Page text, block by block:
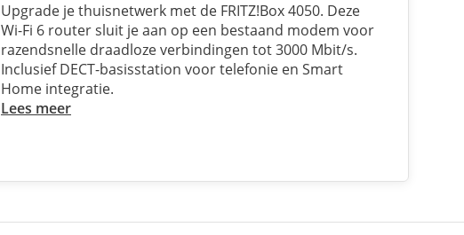
Upgrade je thuisnetwerk met de FRITZ!Box 4050. Deze
Wi-Fi 6 router sluit je aan op een bestaand modem voor
razendsnelle draadloze verbindingen tot 3000 Mbit/s.
Inclusief DECT-basisstation voor telefonie en Smart
Home integratie.
Lees meer